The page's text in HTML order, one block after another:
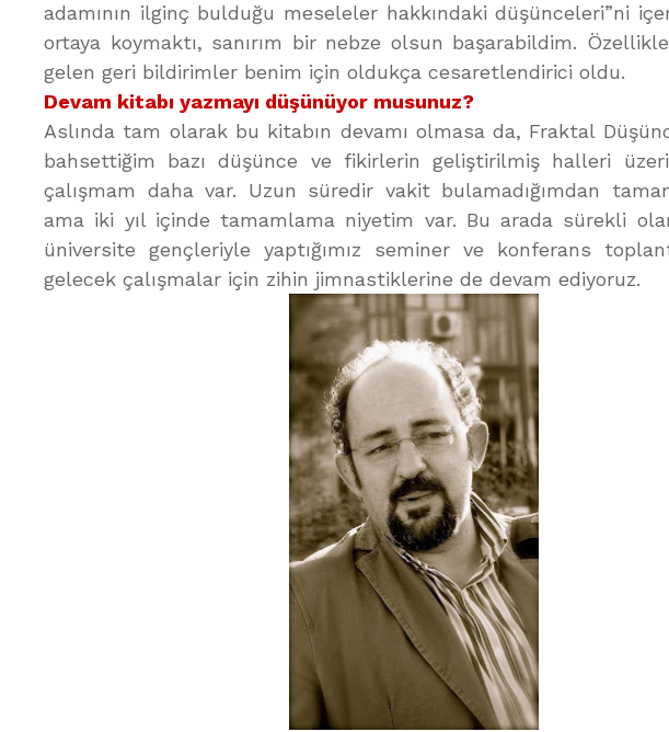
adamının ilginç bulduğu meseleler hakkındaki düşünceleri”ni
ortaya koymaktı, sanırım bir nebze olsun başarabildim.
gelen geri bildirimler benim için oldukça cesaretlendirici oldu.
Devam kitabı yazmayı düşünüyor musunuz?
Aslında tam olarak bu kitabın devamı olmasa da, Fraktal
bahsettiğim bazı düşünce ve fikirlerin geliştirilmiş halleri
çalışmam daha var. Uzun süredir vakit bulamadığımdan
ama iki yıl içinde tamamlama niyetim var. Bu arada sürekli
üniversite gençleriyle yaptığımız seminer ve konferans
gelecek çalışmalar için zihin jimnastiklerine de devam ediyoruz.